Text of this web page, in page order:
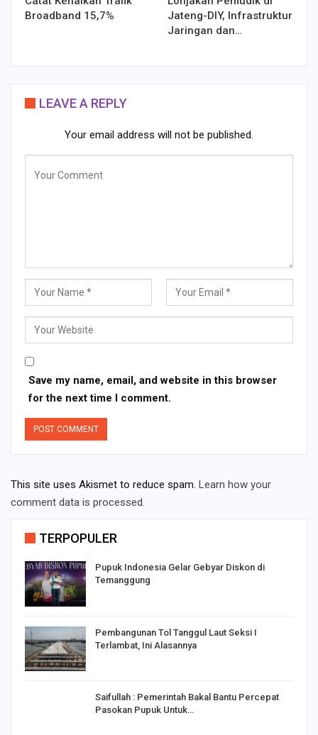
Broadband 15,7%
Jateng-DIY, Infrastruktur
Jaringan dan…
LEAVE A REPLY
Your email address will not be published.
Save my name, email, and website in this browser
for the next time I comment.
This site uses Akismet to reduce spam. Learn how your
comment data is processed.
TERPOPULER
Pupuk Indonesia Gelar Gebyar Diskon di
Temanggung
Pembangunan Tol Tanggul Laut Seksi I
Terlambat, Ini Alasannya
Saifullah : Pemerintah Bakal Bantu Percepat
Pasokan Pupuk Untuk…